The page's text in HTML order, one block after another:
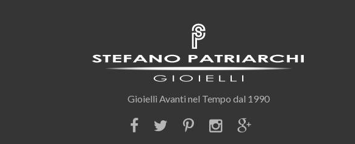
Gioielli Avanti nel Tempo dal 1990